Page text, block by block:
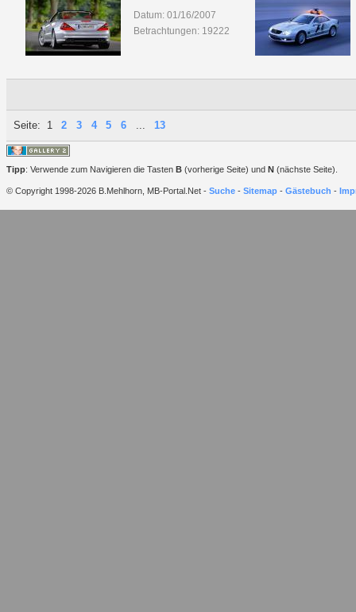
Datum: 01/16/2007
Betrachtungen: 19222
Seite: 1 2 3 4 5 6 ... 13
Tipp: Verwende zum Navigieren die Tasten B (vorherige Seite) und N (nächste Seite).
© Copyright 1998-2026 B.Mehlhorn, MB-Portal.Net - Suche - Sitemap - Gästebuch -